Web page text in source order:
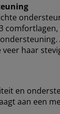
haar
en
aan een